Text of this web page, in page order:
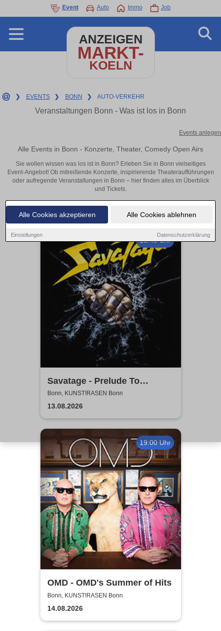
Alle Cookies akzeptieren Alle Cookies ablehnen
Einstellungen Datenschutzerklärung
Event Auto Immo Job
ANZEIGEN
MARKT-
KOELN
❯ EVENTS ❯ BONN ❯ AUTO-VERKEHR
Veranstaltungen Bonn - Was ist los in Bonn
Events anlegen
Alle Events in Bonn - Konzerte, Theater, Comedy Open Airs
Sie wollen wissen was los ist in Bonn? Erleben Sie in Bonn vielseitiges
Event-Angebot! Ob mitreißende Konzerte, inspirierende Theateraufführungen
oder aufregende Veranstaltungen in Bonn – hier finden alles im Überblick
und Tickets.
18:40 Uhr
Savatage - Prelude To
Madness - Summer Tour 2026
Bonn, KUNST!RASEN Bonn
13.08.2026
19:00 Uhr
OMD - OMD's Summer of Hits
Bonn, KUNST!RASEN Bonn
14.08.2026